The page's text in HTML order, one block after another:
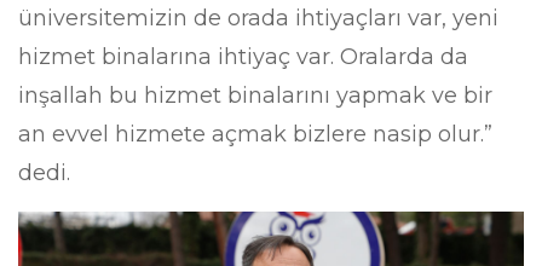
üniversitemizin de orada ihtiyaçları var, yeni
hizmet binalarına ihtiyaç var. Oralarda da
inşallah bu hizmet binalarını yapmak ve bir
an evvel hizmete açmak bizlere nasip olur.”
dedi.